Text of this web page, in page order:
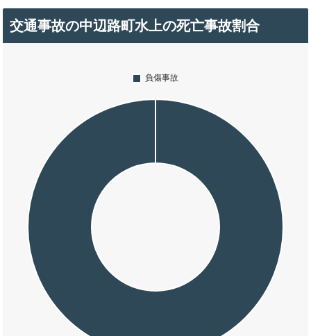
交通事故の中辺路町水上の死亡事故割合